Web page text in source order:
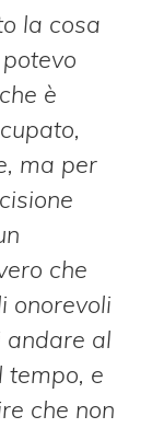
la cosa
è
ma per
che
onorevoli
andare al
tempo, e
che non